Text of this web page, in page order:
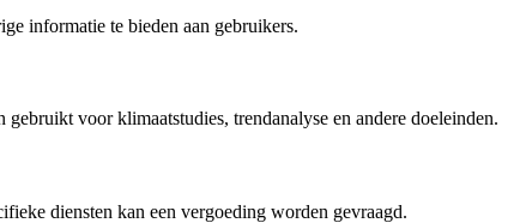
informatie te bieden aan gebruikers.
voor klimaatstudies, trendanalyse en andere doeleinden.
diensten kan een vergoeding worden gevraagd.